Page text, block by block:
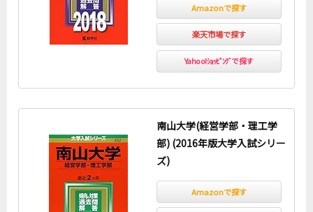
Amazonで探す
楽天市場で探す
Yahoo!ｼｮｯﾋﾟﾝｸﾞで探す
南山大学(経営学部・理工学
部) (2016年版大学入試シリー
ズ)
Amazonで探す